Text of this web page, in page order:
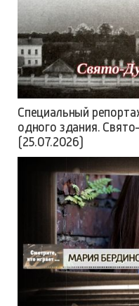
Специальный
одного здания.
(25.07.2026)